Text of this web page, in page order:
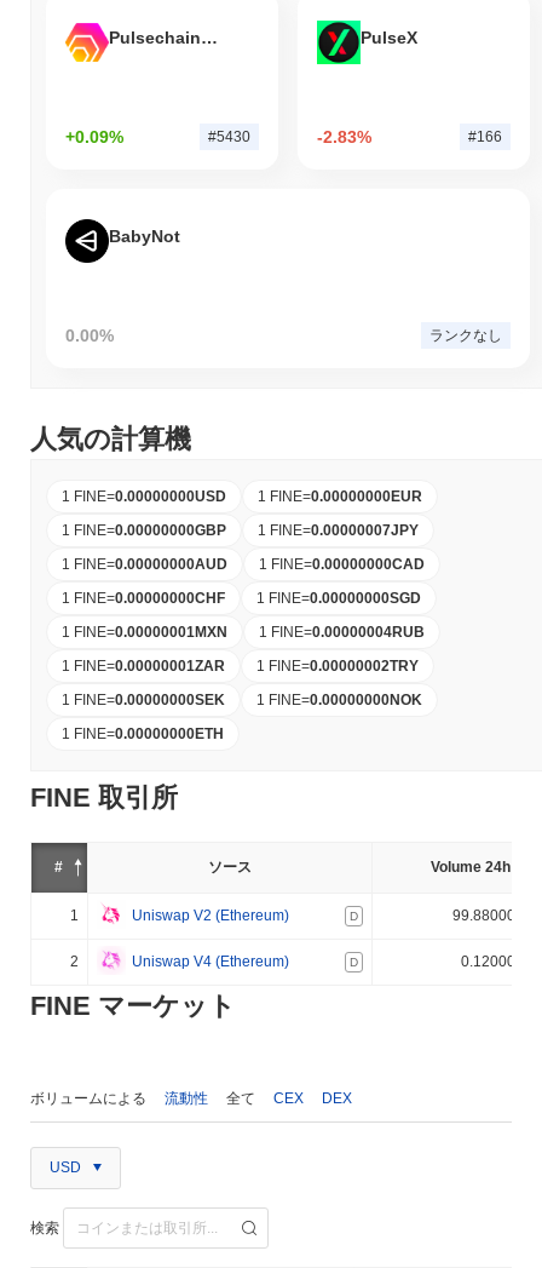
Pulsechain Bridged HEX (Pulsechain)
+0.09% #5430
PulseX
-2.83% #166
BabyNot
0.00% ランクなし
人気の計算機
1 FINE=0.00000000USD 1 FINE=0.00000000EUR
1 FINE=0.00000000GBP 1 FINE=0.00000007JPY
1 FINE=0.00000000AUD 1 FINE=0.00000000CAD
1 FINE=0.00000000CHF 1 FINE=0.00000000SGD
1 FINE=0.00000001MXN 1 FINE=0.00000004RUB
1 FINE=0.00000001ZAR 1 FINE=0.00000002TRY
1 FINE=0.00000000SEK 1 FINE=0.00000000NOK
1 FINE=0.00000000ETH
FINE 取引所
# ソース Volume 24h (%)
1 Uniswap V2 (Ethereum) D 99.880000%
2 Uniswap V4 (Ethereum) D 0.120000%
FINE マーケット
ボリュームによる 流動性 全て CEX DEX
USD
検索